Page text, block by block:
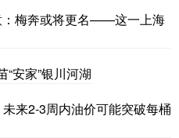
：梅奔或将更名——这一上海
安家”银川河湖
来2-3周内油价可能突破每桶